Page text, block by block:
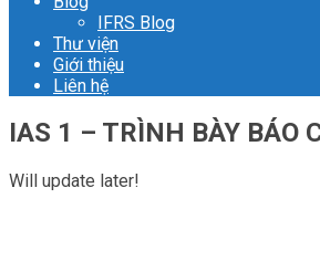
IFRS Blog
Thư viện
Giới thiệu
Liên hệ
IAS 1 – TRÌNH BÀY BÁO
Will update later!